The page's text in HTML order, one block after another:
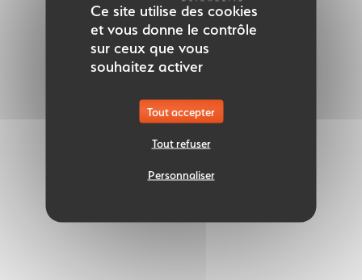
Ce site utilise des cookies
et vous donne le contrôle
sur ceux que vous
souhaitez activer
Tout accepter
Tout refuser
Personnaliser